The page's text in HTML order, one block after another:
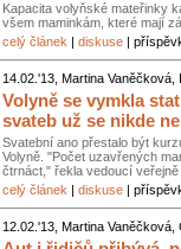
Kapacita volyňské mateřinky
všem maminkám, které mají
celý článek | diskuse |
14.02.'13, Martina Vaněčková,
Volyně se vymkla
svateb už se nikde
Svatební ano přestalo být
Volyně. "Počet uzavřených
čtrnáct," řekla vedoucí
celý článek | diskuse |
12.02.'13, Martina